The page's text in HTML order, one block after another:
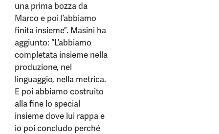
una prima bozza da
Marco e poi l’abbiamo
finita insieme”. Masini ha
aggiunto: “L’abbiamo
completata insieme nella
produzione, nel
linguaggio, nella metrica.
E poi abbiamo costruito
alla fine lo special
insieme dove lui rappa e
io poi concludo perché